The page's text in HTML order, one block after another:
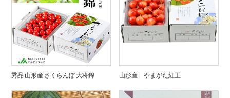
秀品 山形産 さくらんぼ 大将錦 山形産 やまがた紅王